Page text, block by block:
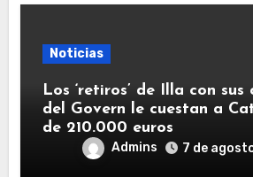
Noticias
Los ‘retiros’ de Illa con sus
del Govern le cuestan a
de 210.000 euros
Admins 7 de